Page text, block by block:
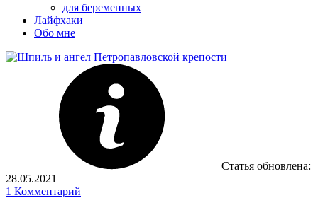
для беременных
Лайфхаки
Обо мне
Статья обновлена:
28.05.2021
1 Комментарий